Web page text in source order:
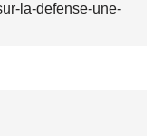
la-defense-une-